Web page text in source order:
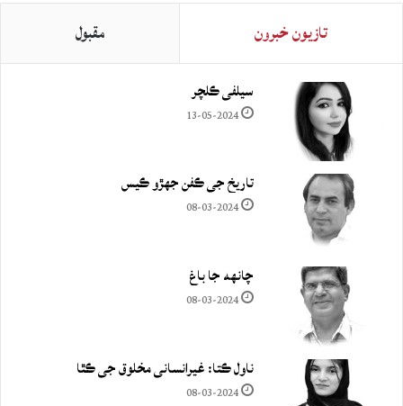
تازيون خبرون مقبول
سيلفي ڪلچر
13-05-2024
تاريخ جي ڪفن جھڙو ڪيس
08-03-2024
چانهه جا باغ
08-03-2024
ناول ڪتا: غيرانساني مخلوق جي ڪٿا
08-03-2024